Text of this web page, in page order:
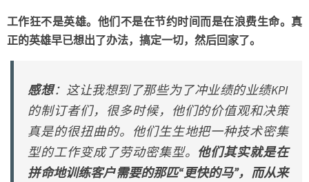
工作狂不是英雄。他们不是在节约时间而是在浪费生命。真
正的英雄早已想出了办法，搞定一切，然后回家了。
感想：这让我想到了那些为了冲业绩的业绩KPI
的制订者们，很多时候，他们的价值观和决策
真是的很扭曲的。他们生生地把一种技术密集
型的工作变成了劳动密集型。 他们其实就是在
拼命地训练客户需要的那匹“更快的马”，而从来